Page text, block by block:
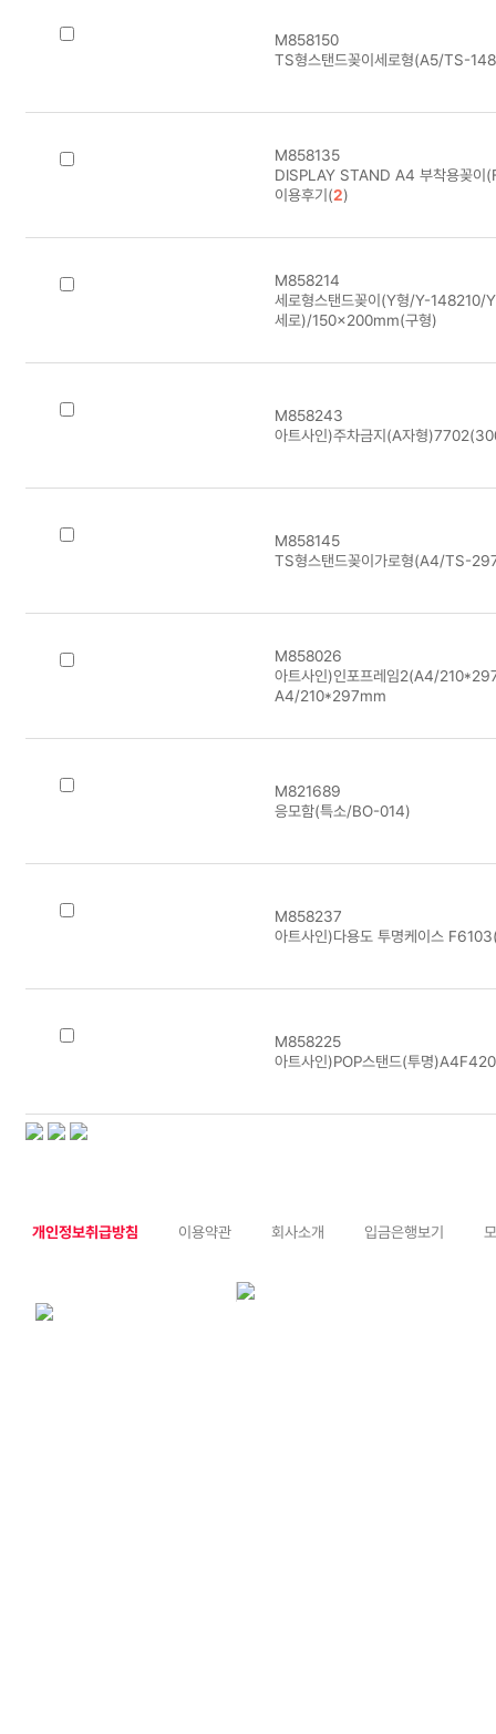
M858150
TS형스탠드꽂이세로형(A5/TS-
M858135
DISPLAY STAND A4 부착용꽂
이용후기(2)
M858214
세로형스탠드꽂이(Y형/Y-
세로)/150×200mm(구형)
M858243
아트사인)주차금지(A자형
M858145
TS형스탠드꽂이가로형(A4/TS-
M858026
아트사인)인포프레임2(A4/
A4/210*297mm
M821689
응모함(특소/BO-014)
M858237
아트사인)다용도 투명케이스
M858225
아트사인)POP스탠드(투명
개인정보취급방침 이용약관 회사소개 입금은행보기